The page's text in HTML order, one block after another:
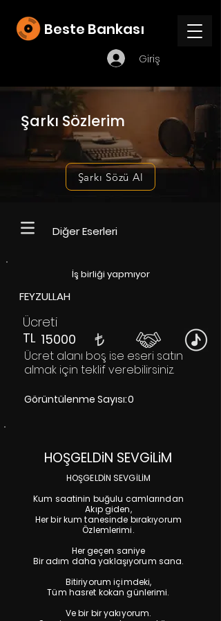
Beste Bankası
Giriş
Şarkı Sözlerim
Şarkı Sözü Al
Diğer Eserleri
İş birliği yapmıyor
FEYZULLAH
Ücreti
TL 15000
Ücret alanı boş ise eseri satın
almak için teklif verebilirsiniz.
Görüntülenme Sayısı:0
HOŞGELDiN SEVGiLiM
HOŞGELDİN SEVGİLİM
Kum saatinin buğulu camlarından
Akıp giden,
Her bir kum tanesinde bırakıyorum
Özlemlerimi.
Her geçen saniye
Bir adım daha yaklaşıyorum sana.
Bitiriyorum içimdeki,
Tüm hasret kokan günlerimi.
Ve bir bir yakıyorum.